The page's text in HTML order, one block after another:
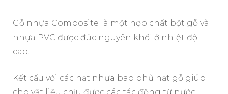
Gỗ nhựa Composite là một hợp chất bột gỗ và
nhựa PVC được đúc nguyên khối ở nhiệt độ
cao.
Kết cấu với các hạt nhựa bao phủ hạt gỗ giúp